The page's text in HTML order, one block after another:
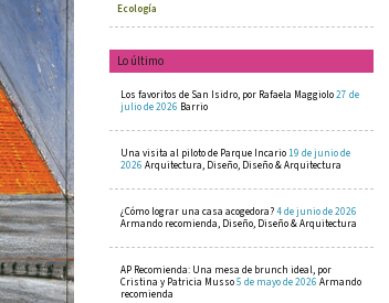
Ecología
Lo último
Los favoritos de San Isidro, por Rafaela Maggiolo27 de
julio de 2026 Barrio
Una visita al piloto de Parque Incario19 de junio de
2026 Arquitectura, Diseño, Diseño & Arquitectura
¿Cómo lograr una casa acogedora?4 de junio de 2026
Armando recomienda, Diseño, Diseño & Arquitectura
AP Recomienda: Una mesa de brunch ideal, por
Cristina y Patricia Musso5 de mayo de 2026 Armando
recomienda